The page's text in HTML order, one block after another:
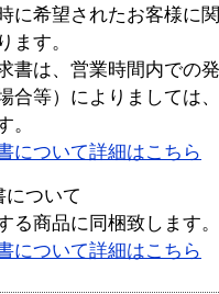
に希望されたお客様に
ます。
書は、営業時間内での
合等）によりましては
。
について詳細はこちら
について
る商品に同梱致します。
について詳細はこちら